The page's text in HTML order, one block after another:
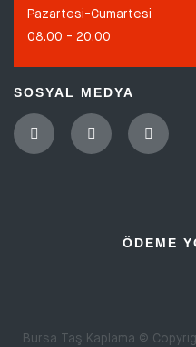
Pazartesi-Cumartesi
08.00 - 20.00
SOSYAL MEDYA
ÖDEME
Bursa Taş Kaplama ©